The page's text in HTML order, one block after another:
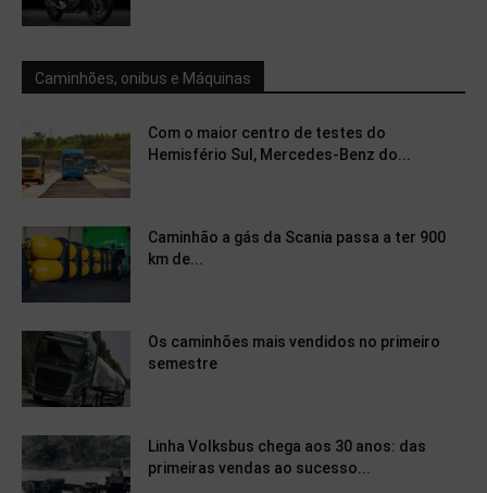
Caminhões, onibus e Máquinas
Com o maior centro de testes do
Hemisfério Sul, Mercedes-Benz do...
Caminhão a gás da Scania passa a ter 900
km de...
Os caminhões mais vendidos no primeiro
semestre
Linha Volksbus chega aos 30 anos: das
primeiras vendas ao sucesso...